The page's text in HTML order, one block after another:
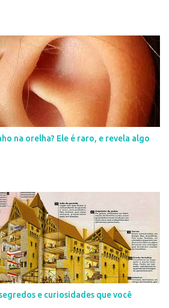
na orelha? Ele é raro, e revela algo
e curiosidades que você